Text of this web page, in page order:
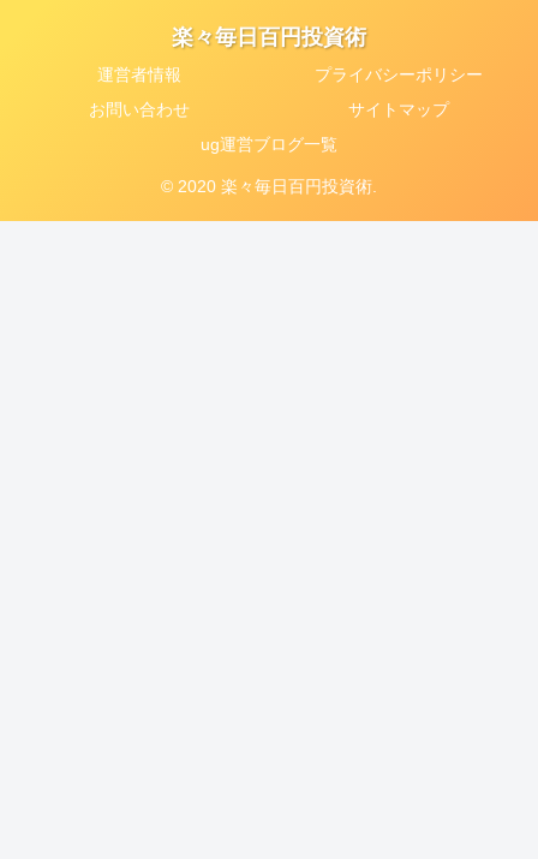
楽々毎日百円投資術
運営者情報
プライバシーポリシー
お問い合わせ
サイトマップ
ug運営ブログ一覧
© 2020 楽々毎日百円投資術.